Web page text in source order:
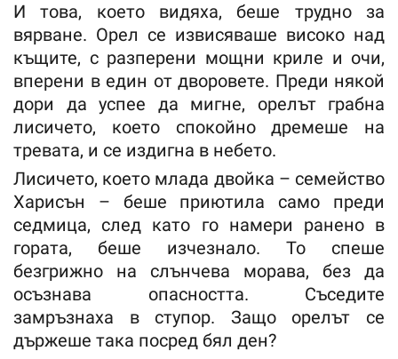
И това, което видяха, беше трудно за
вярване. Орел се извисяваше високо над
къщите, с разперени мощни криле и очи,
вперени в един от дворовете. Преди някой
дори да успее да мигне, орелът грабна
лисичето, което спокойно дремеше на
тревата, и се издигна в небето.
Лисичето, което млада двойка – семейство
Харисън – беше приютила само преди
седмица, след като го намери ранено в
гората, беше изчезнало. То спеше
безгрижно на слънчева морава, без да
осъзнава опасността. Съседите
замръзнаха в ступор. Защо орелът се
държеше така посред бял ден?